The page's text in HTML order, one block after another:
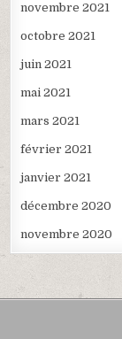
novembre 2021
octobre 2021
juin 2021
mai 2021
mars 2021
février 2021
janvier 2021
décembre 2020
novembre 2020